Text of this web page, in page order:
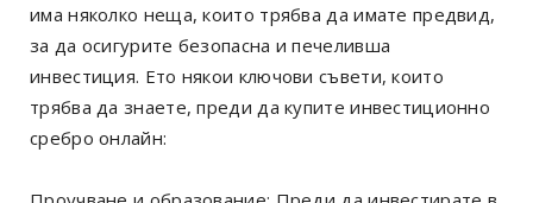
има няколко неща, които трябва да имате предвид,
за да осигурите безопасна и печеливша
инвестиция. Ето някои ключови съвети, които
трябва да знаете, преди да купите инвестиционно
сребро онлайн: